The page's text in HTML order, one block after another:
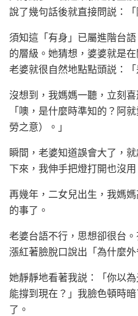
說了幾句話後就直接問説：「
須知這「有身」已屬進階台
的層級。她猜想，婆婆就是
老婆就很自然地點點頭説：「
沒想到，我媽媽一聽，立刻
「噢，是什麼時準知的？阿
勞之意）。」
瞬間，老婆知道誤會大了，
下來，我伸手把燈打開也沒用
再幾年，二女兒出生，我媽
的事了。
老婆台語不行，思想卻很台
漲紅著臉脫口說出「為什麼外
她靜靜地看著我説：「你以
能撐到現在？」我臉色頓時
了。